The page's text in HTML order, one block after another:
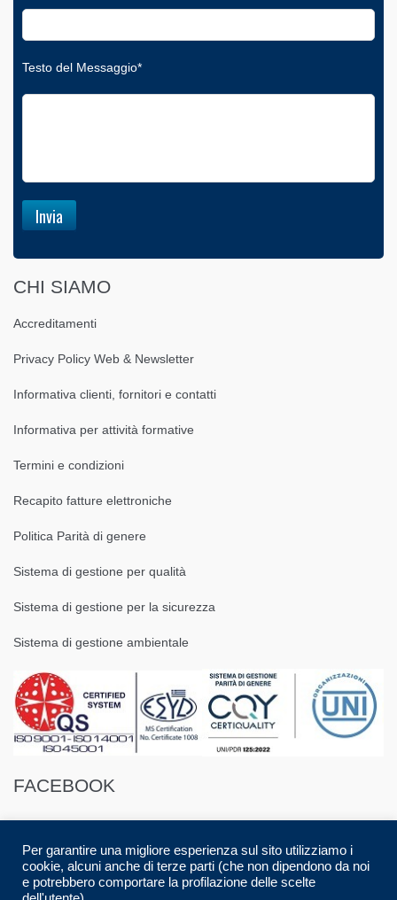
Testo del Messaggio*
CHI SIAMO
Accreditamenti
Privacy Policy Web & Newsletter
Informativa clienti, fornitori e contatti
Informativa per attività formative
Termini e condizioni
Recapito fatture elettroniche
Politica Parità di genere
Sistema di gestione per qualità
Sistema di gestione per la sicurezza
Sistema di gestione ambientale
FACEBOOK
Per garantire una migliore esperienza sul sito utilizziamo i
cookie, alcuni anche di terze parti (che non dipendono da noi
e potrebbero comportare la profilazione delle scelte